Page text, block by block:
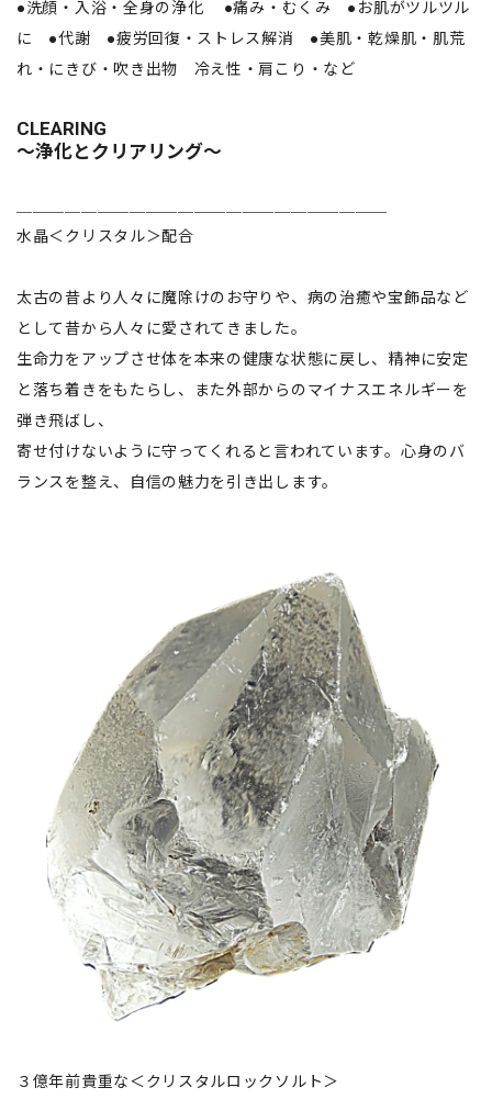
●洗顔・入浴・全身の浄化 ●痛み・むくみ ●お肌がツルツル
に ●代謝 ●疲労回復・ストレス解消 ●美肌・乾燥肌・肌荒
れ・にきび・吹き出物 冷え性・肩こり・など
CLEARING
～浄化とクリアリング～
水晶＜クリスタル＞配合
太古の昔より人々に魔除けのお守りや、病の治癒や宝飾品など
として昔から人々に愛されてきました。
生命力をアップさせ体を本来の健康な状態に戻し、精神に安定
と落ち着きをもたらし、また外部からのマイナスエネルギーを
弾き飛ばし、
寄せ付けないように守ってくれると言われています。心身のバ
ランスを整え、自信の魅力を引き出します。
３億年前貴重な＜クリスタルロックソルト＞